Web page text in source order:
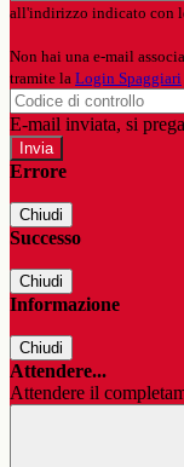
all'indirizzo indicato con
Non hai una e-mail
tramite la Login Spaggiari
E-mail inviata, si
Errore
Chiudi
Successo
Chiudi
Informazione
Chiudi
Attendere...
Attendere il